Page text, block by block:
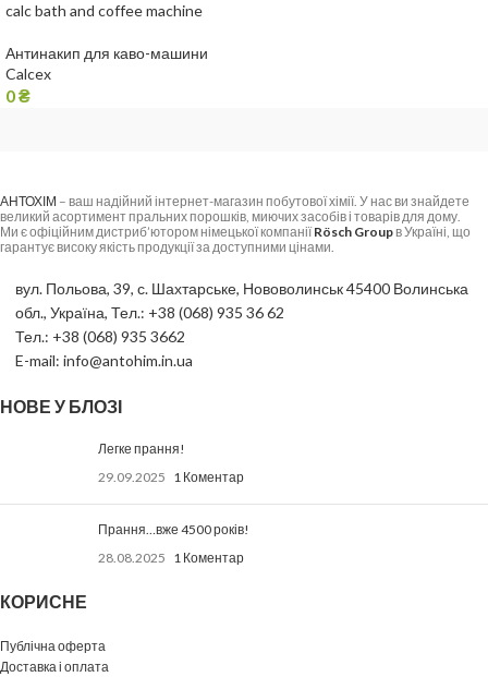
calc bath and coffee machine
Антинакип для каво-машини
Calcex
0₴
АНТОХІМ – ваш надійний інтернет-магазин побутової хімії. У нас ви знайдете
великий асортимент пральних порошків, миючих засобів і товарів для дому.
Ми є офіційним дистриб’ютором німецької компаніїRösch Groupв Україні, що
гарантує високу якість продукції за доступними цінами.
вул. Польова, 39, с. Шахтарське, Нововолинськ 45400 Волинська
обл., Україна, Тел.: +38 (068) 935 36 62
Тел.: +38 (068) 935 3662
E-mail: info@antohim.in.ua
НОВЕ У БЛОЗІ
Легке прання!
29.09.2025 1 Коментар
Прання…вже 4500 років!
28.08.2025 1 Коментар
КОРИСНЕ
Публічна оферта
Доставка і оплата